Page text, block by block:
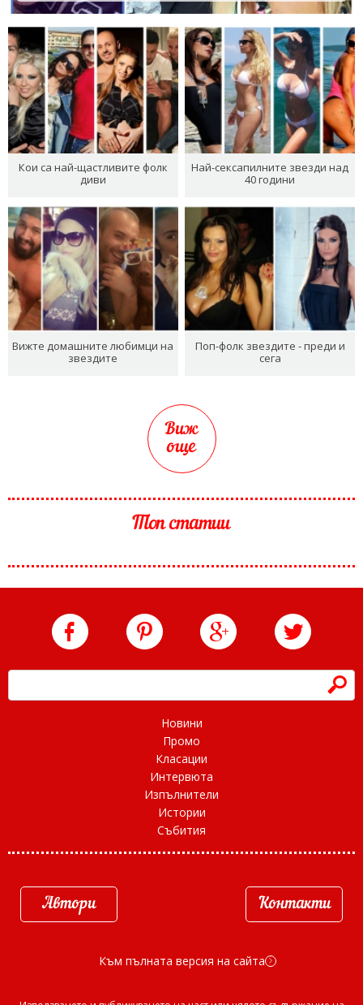
Кои са най-щастливите фолк
диви
Най-сексапилните звезди над
40 години
Вижте домашните любимци на
звездите
Поп-фолк звездите - преди и
сега
Виж
още
Топ статии
h
Новини
Промо
Класации
Интервюта
Изпълнители
Истории
Събития
Автори Контакти
Към пълната версия на сайта d